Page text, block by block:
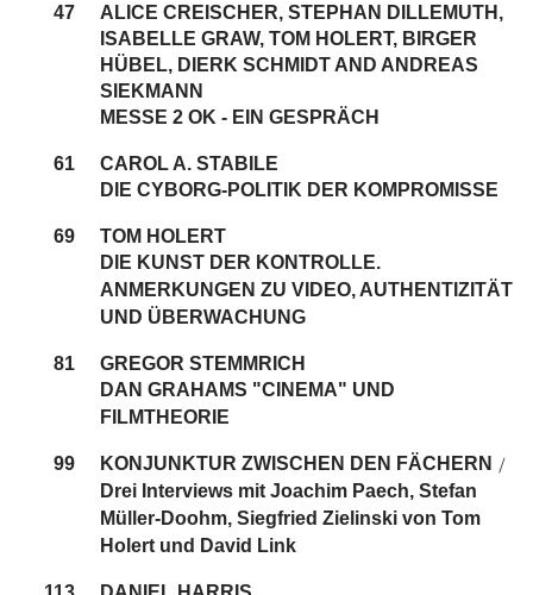
47
ALICE CREISCHER, STEPHAN DILLEMUTH,
ISABELLE GRAW, TOM HOLERT, BIRGER
HÜBEL, DIERK SCHMIDT AND ANDREAS
SIEKMANN
MESSE 2 OK - EIN GESPRÄCH
61
CAROL A. STABILE
DIE CYBORG-POLITIK DER KOMPROMISSE
69
TOM HOLERT
DIE KUNST DER KONTROLLE.
ANMERKUNGEN ZU VIDEO, AUTHENTIZITÄT
UND ÜBERWACHUNG
81
GREGOR STEMMRICH
DAN GRAHAMS "CINEMA" UND
FILMTHEORIE
99 KONJUNKTUR ZWISCHEN DEN FÄCHERN /
Drei Interviews mit Joachim Paech, Stefan
Müller-Doohm, Siegfried Zielinski von Tom
Holert und David Link